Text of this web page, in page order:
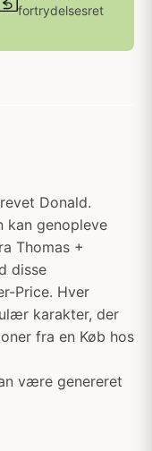
fortrydelsesret
Donald.
kan genopleve
Thomas +
disse
Price. Hver
karakter, der
fra en Køb hos
være genereret